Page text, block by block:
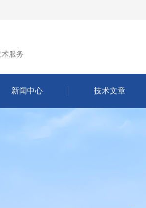
服务
新闻中心 技术文章